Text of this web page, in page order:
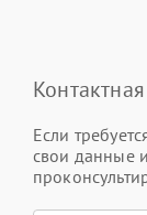
Если
свои данные